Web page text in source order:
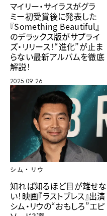
マイリー・サイラスがグラ
ミー初受賞後に発表した
『Something Beautiful』
のデラックス版がサプライ
ズ・リリース！“進化”が止ま
らない最新アルバムを徹底
解説！
2025.09.26
シム・リウ
知れば知るほど目が離せな
い！映画『ラストブレス』出演
シム・リウの“おもしろ”エピ